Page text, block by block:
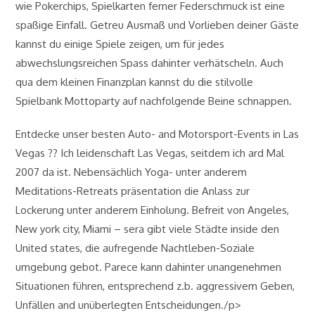
wie Pokerchips, Spielkarten ferner Federschmuck ist eine
spaßige Einfall. Getreu Ausmaß und Vorlieben deiner Gäste
kannst du einige Spiele zeigen, um für jedes
abwechslungsreichen Spass dahinter verhätscheln. Auch
qua dem kleinen Finanzplan kannst du die stilvolle
Spielbank Mottoparty auf nachfolgende Beine schnappen.
Entdecke unser besten Auto- and Motorsport-Events in Las
Vegas ?? Ich leidenschaft Las Vegas, seitdem ich ard Mal
2007 da ist. Nebensächlich Yoga- unter anderem
Meditations-Retreats präsentation die Anlass zur
Lockerung unter anderem Einholung. Befreit von Angeles,
New york city, Miami – sera gibt viele Städte inside den
United states, die aufregende Nachtleben-Soziale
umgebung gebot. Parece kann dahinter unangenehmen
Situationen führen, entsprechend z.b. aggressivem Geben,
Unfällen and unüberlegten Entscheidungen./p>